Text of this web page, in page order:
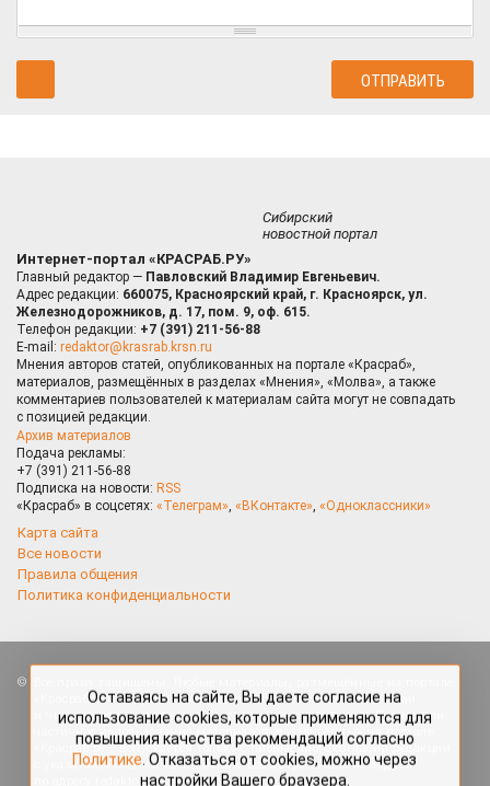
Сибирский
новостной портал
Интернет-портал «КРАСРАБ.РУ»
Главный редактор — Павловский Владимир Евгеньевич.
Адрес редакции: 660075, Красноярский край, г. Красноярск, ул.
Железнодорожников, д. 17, пом. 9, оф. 615.
Телефон редакции: +7 (391) 211-56-88
E-mail: redaktor@krasrab.krsn.ru
Мнения авторов статей, опубликованных на портале «Красраб»,
материалов, размещённых в разделах «Мнения», «Молва», а также
комментариев пользователей к материалам сайта могут не совпадать
с позицией редакции.
Архив материалов
Подача рекламы:
+7 (391) 211-56-88
Подписка на новости: RSS
«Красраб» в соцсетях: «Телеграм», «ВКонтакте», «Одноклассники»
Карта сайта
Все новости
Правила общения
Политика конфиденциальности
«Красраб.ру» сотрудниками редакции, нештатными авторами
и читателями, являются объектами авторского права. Полное или
частичное использование материалов, размещённых на портале
«Красраб.ру», допускается только с письменного согласия редакции
с указанием ссылки на источник. Все вопросы можно задать
redaktor@krasrab.krsn.ru.
Оставаясь на сайте, Вы даете согласие на
использование cookies, которые применяются для
повышения качества рекомендаций согласно
Политике. Отказаться от cookies, можно через
настройки Вашего браузера.